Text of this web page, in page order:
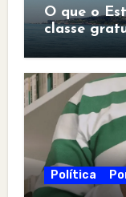
O que o
classe
Política